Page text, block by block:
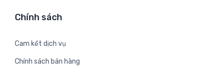
Chính sách
Cam kết dịch vụ
Chính sách bán hàng